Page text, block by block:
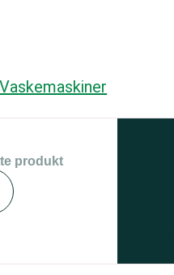
Vaskemaskiner
produkt